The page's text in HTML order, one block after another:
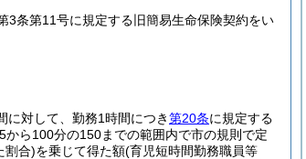
3条第11号に規定する旧簡易生命保険契約をい
に対して、勤務1時間につき第20条に規定する
ら100分の150までの範囲内で市の規則で定
割合)を乗じて得た額(育児短時間勤務職員等